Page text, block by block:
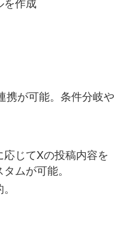
携が可能。条件分岐や
じてXの投稿内容を
ムが可能。